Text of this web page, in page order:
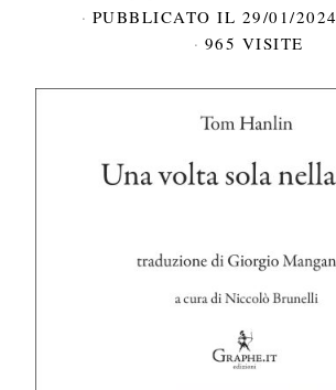
PUBBLICATO IL 29/01/2024
965 VISITE